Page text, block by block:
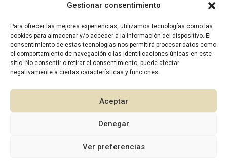
Gestionar consentimiento
Para ofrecer las mejores experiencias, utilizamos tecnologías como las
cookies para almacenar y/o acceder a la información del dispositivo. El
consentimiento de estas tecnologías nos permitirá procesar datos como
el comportamiento de navegación o las identificaciones únicas en este
sitio. No consentir o retirar el consentimiento, puede afectar
negativamente a ciertas características y funciones.
Aceptar
Denegar
Ver preferencias
2 debido a la especial afinidad
del virus con los receptores
ECA2 presentes en las células
de la mucosa oral, lengua y...
leer más